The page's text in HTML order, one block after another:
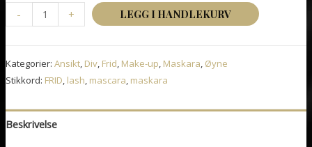
-
Lash
antall
+ LEGG I HANDLEKURV
Kategorier: Ansikt, Div, Frid, Make-up, Maskara, Øyne
Stikkord: FRID, lash, mascara, maskara
Beskrivelse